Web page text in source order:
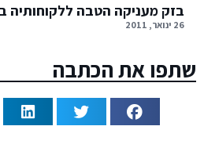
בזק מעניקה הטבה
26 ינואר, 2011
שתפו את הכתבה